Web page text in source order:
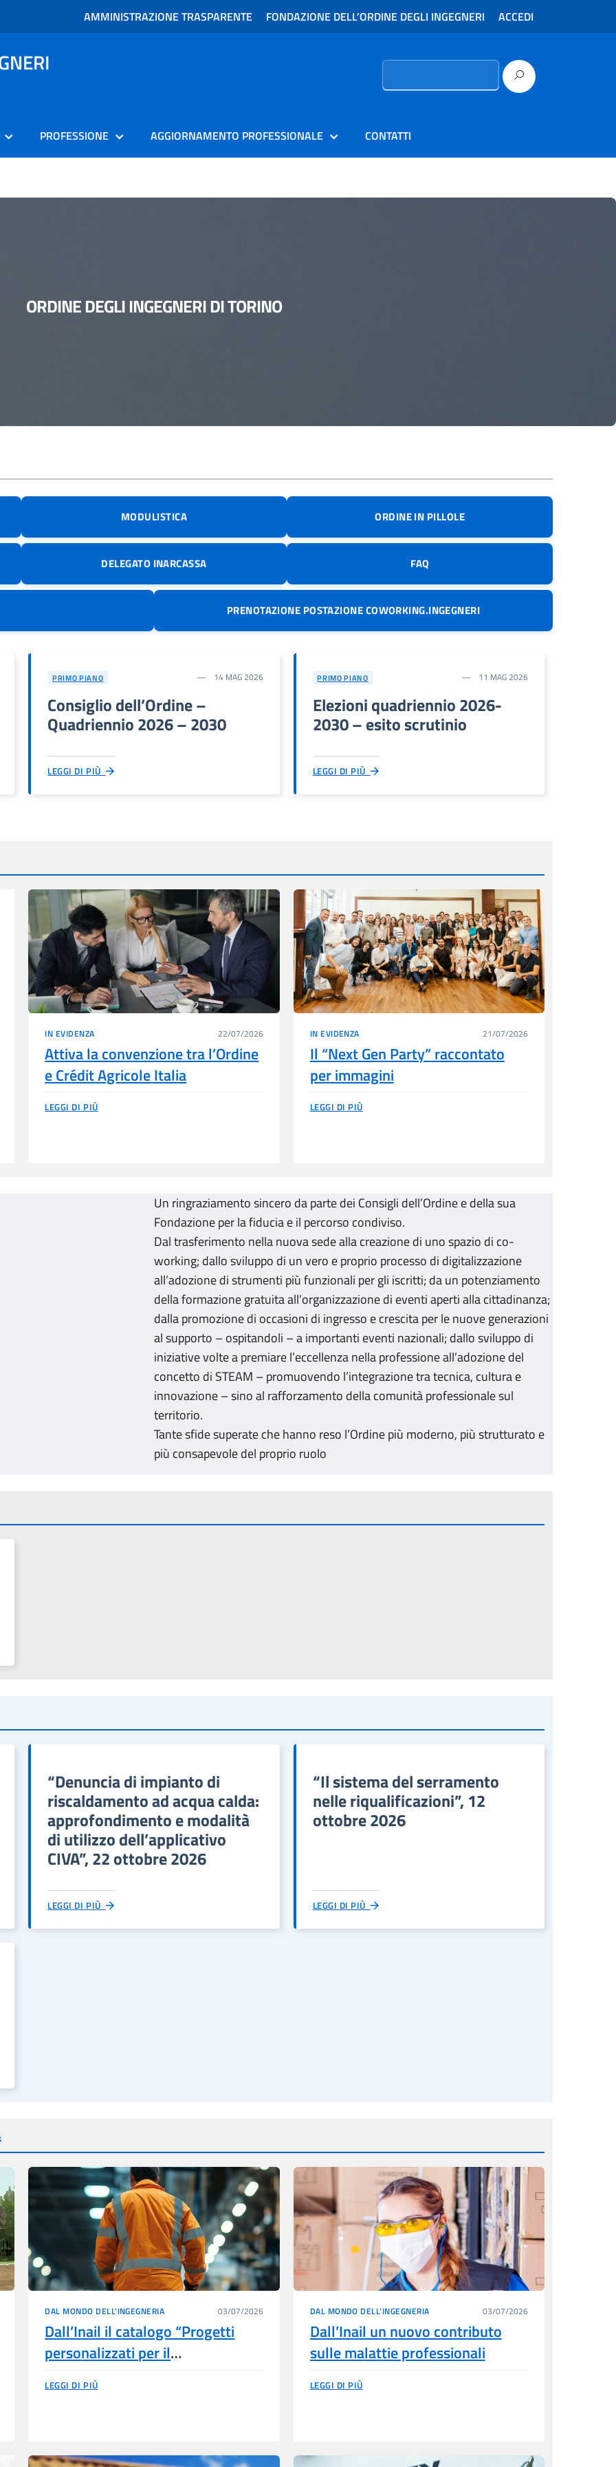
AMMINISTRAZIONE TRASPARENTE FONDAZIONE DELL’ORDINE DEGLI INGEGNERI ACCEDI
Ricerca
PROFESSIONE AGGIORNAMENTO PROFESSIONALE CONTATTI
ORDINE DEGLI INGEGNERI DI TORINO
MODULISTICA ORDINE IN PILLOLE
DELEGATO INARCASSA FAQ
PRENOTAZIONE POSTAZIONE COWORKING.INGEGNERI
PRIMO PIANO 14 MAG 2026
Consiglio dell’Ordine –
Quadriennio 2026 – 2030
LEGGI DI PIÙ
PRIMO PIANO 11 MAG 2026
Elezioni quadriennio 2026-
2030 – esito scrutinio
LEGGI DI PIÙ
IN EVIDENZA 22/07/2026
Attiva la convenzione tra l’Ordine
e Crédit Agricole Italia
LEGGI DI PIÙ
IN EVIDENZA 21/07/2026
Il “Next Gen Party” raccontato
per immagini
LEGGI DI PIÙ
Un ringraziamento sincero da parte dei Consigli dell’Ordine e della sua
Fondazione per la fiducia e il percorso condiviso.
Dal trasferimento nella nuova sede alla creazione di uno spazio di co-
working; dallo sviluppo di un vero e proprio processo di digitalizzazione
all’adozione di strumenti più funzionali per gli iscritti; da un potenziamento
della formazione gratuita all’organizzazione di eventi aperti alla cittadinanza;
dalla promozione di occasioni di ingresso e crescita per le nuove generazioni
al supporto – ospitandoli – a importanti eventi nazionali; dallo sviluppo di
iniziative volte a premiare l’eccellenza nella professione all’adozione del
concetto di STEAM – promuovendo l’integrazione tra tecnica, cultura e
innovazione – sino al rafforzamento della comunità professionale sul
territorio.
Tante sfide superate che hanno reso l’Ordine più moderno, più strutturato e
più consapevole del proprio ruolo
“Denuncia di impianto di
riscaldamento ad acqua calda:
approfondimento e modalità
di utilizzo dell’applicativo
CIVA”, 22 ottobre 2026
LEGGI DI PIÙ
“Il sistema del serramento
nelle riqualificazioni”, 12
ottobre 2026
LEGGI DI PIÙ
DAL MONDO DELL’INGEGNERIA 03/07/2026
Dall’Inail il catalogo “Progetti
personalizzati per il
reinserimento lavorativo della
persona con disabilità da lavoro”
LEGGI DI PIÙ
DAL MONDO DELL’INGEGNERIA 03/07/2026
Dall’Inail un nuovo contributo
sulle malattie professionali
LEGGI DI PIÙ